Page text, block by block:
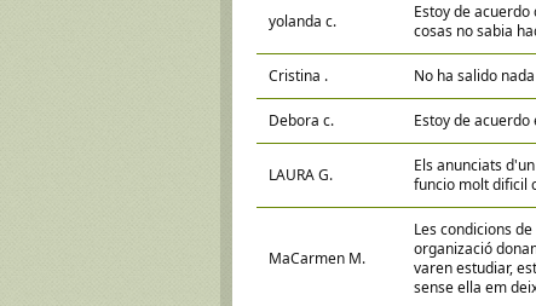
yolanda c.
Estoy de
cosas no sabia
Cristina . No ha salido
Debora c. Estoy de
LAURA G.
Els anunciats
funcio molt dificil
MaCarmen M.
Les condicions
organizació
varen estudiar,
sense ella em